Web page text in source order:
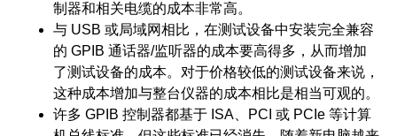
制器和相关电缆的成本非常高。
与 USB 或局域网相比，在测试设备中安装完全兼容
的 GPIB 通话器/监听器的成本要高得多，从而增加
了测试设备的成本。对于价格较低的测试设备来说，
这种成本增加与整台仪器的成本相比是相当可观的。
许多 GPIB 控制器都基于 ISA、PCI 或 PCIe 等计算